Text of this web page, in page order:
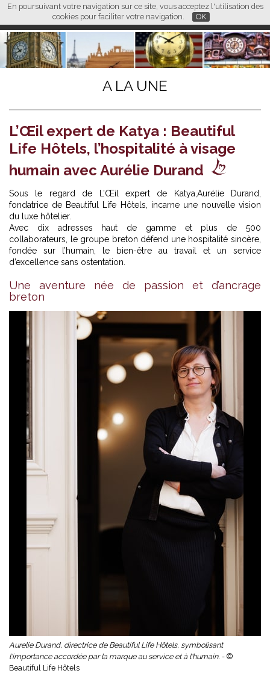
En poursuivant votre navigation sur ce site, vous acceptez l'utilisation des
cookies pour faciliter votre navigation.
OK
FR EN CN
L M
A LA UNE
L’Œil expert de Katya : Beautiful
Life Hôtels, l’hospitalité à visage
humain avec Aurélie Durand
Sous le regard de L’Œil expert de Katya, Aurélie Durand
fondatrice de Beautiful Life Hôtels, incarne une nouvelle vision
du luxe hôtelier.
Avec dix adresses haut de gamme et plus de 500
collaborateurs, le groupe breton défend une hospitalité sincère,
fondée sur l’humain, le bien-être au travail et un service
d’excellence sans ostentation.
Une aventure née de passion et d’ancrage
breton
Aurelie Durand, directrice de Beautiful Life Hôtels, symbolisant
l'importance accordée par la marque au service et à l'humain. - ©
Beautiful Life Hôtels